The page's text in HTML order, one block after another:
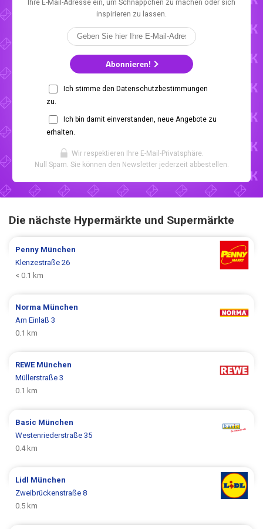
Ihre E-Mail-Adresse ein, um Schnäppchen zu machen oder sich
inspirieren zu lassen.
Abonnieren!
Ich stimme den Datenschutzbestimmungen
zu.
Ich bin damit einverstanden, neue Angebote zu
erhalten.
Wir respektieren Ihre E-Mail-Privatsphäre.
Null Spam. Sie können den Newsletter jederzeit abbestellen.
Die nächste Hypermärkte und Supermärkte
Penny München
Klenzestraße 26
< 0.1 km
Norma München
Am Einlaß 3
0.1 km
REWE München
Müllerstraße 3
0.1 km
Basic München
Westenriederstraße 35
0.4 km
Lidl München
Zweibrückenstraße 8
0.5 km